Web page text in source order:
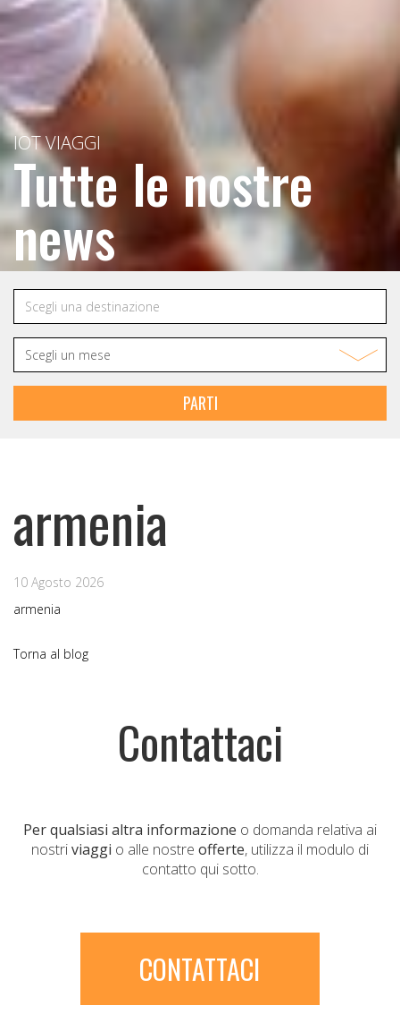
IOT VIAGGI
Tutte le nostre
news
PARTI
armenia
10 Agosto 2026
armenia
Torna al blog
Contattaci
Per qualsiasi altra informazione o domanda relativa ai
nostriviaggi o alle nostre offerte, utilizza il modulo di
contatto qui sotto.
CONTATTACI